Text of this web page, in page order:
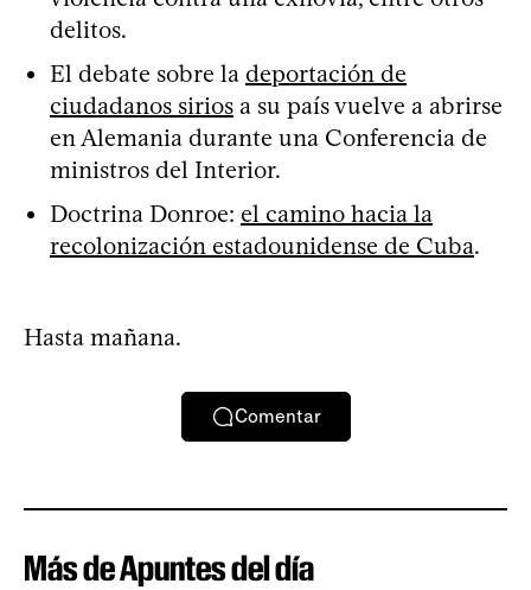
delitos.
El debate sobre la deportación de
ciudadanos sirios a su país vuelve a abrirse
en Alemania durante una Conferencia de
ministros del Interior.
Doctrina Donroe: el camino hacia la
recolonización estadounidense de Cuba.
Hasta mañana.
Comentar
Más de Apuntes del día